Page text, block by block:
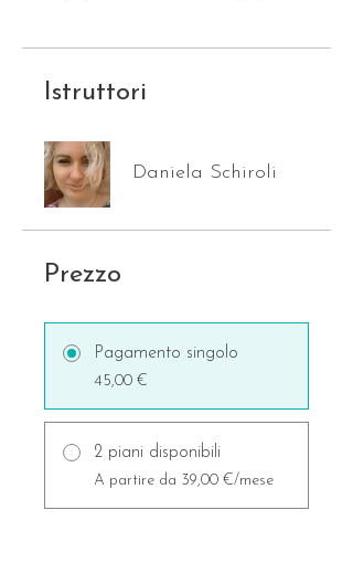
Istruttori
Daniela Schiroli
Prezzo
Pagamento singolo
45,00 €
2 piani disponibili
A partire da 39,00 €/mese